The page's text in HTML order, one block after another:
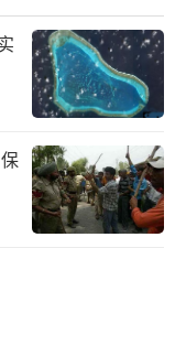
政治决定，我
同僚们坚定认
考虑到当前国
动了这场姗姗